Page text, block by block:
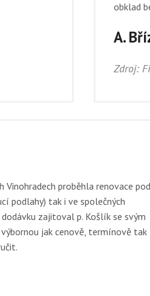
obklad
A.
Zdroj:
Vinohradech proběhla renovace
podlahy) tak i ve společných
zajitoval p. Košlík se svým
jak cenově, termínově tak